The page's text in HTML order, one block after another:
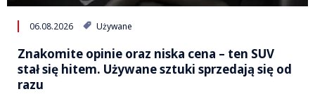
06.08.2026 Używane
Znakomite opinie oraz niska cena – ten SUV
stał się hitem. Używane sztuki sprzedają się od
razu